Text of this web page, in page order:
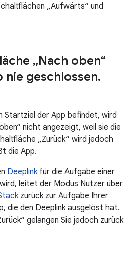
„Aufwärts“ und
„Nach oben“
geschlossen.
Startziel der App befindet, wird
nicht angezeigt, weil sie die
„Zurück“ wird jedoch
die App.
Deeplinkfür die Aufgabe einer
leitet der Modus Nutzer über
zurück zur Aufgabe Ihrer
die den Deeplink ausgelöst hat.
gelangen Sie jedoch zurück